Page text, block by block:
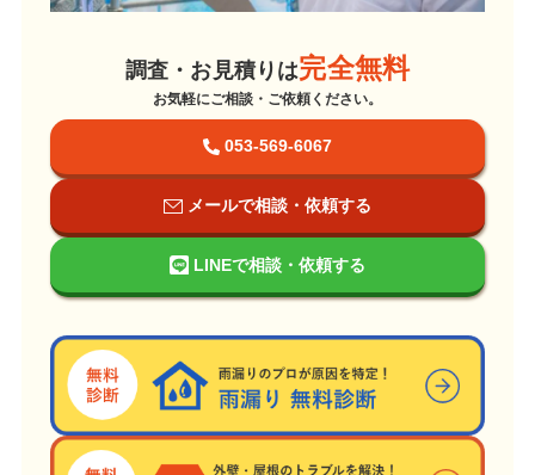
調査・お見積りは完全無料
お気軽にご相談・ご依頼ください。
053-569-6067
メールで相談・依頼する
LINEで相談・依頼する